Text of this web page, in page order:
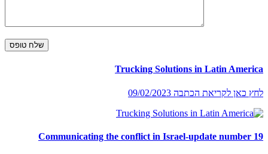
Trucking Solutions in Latin America
לחץ כאן לקריאת הכתבה 09/02/2023
Communicating the conflict in Israel-update number 19